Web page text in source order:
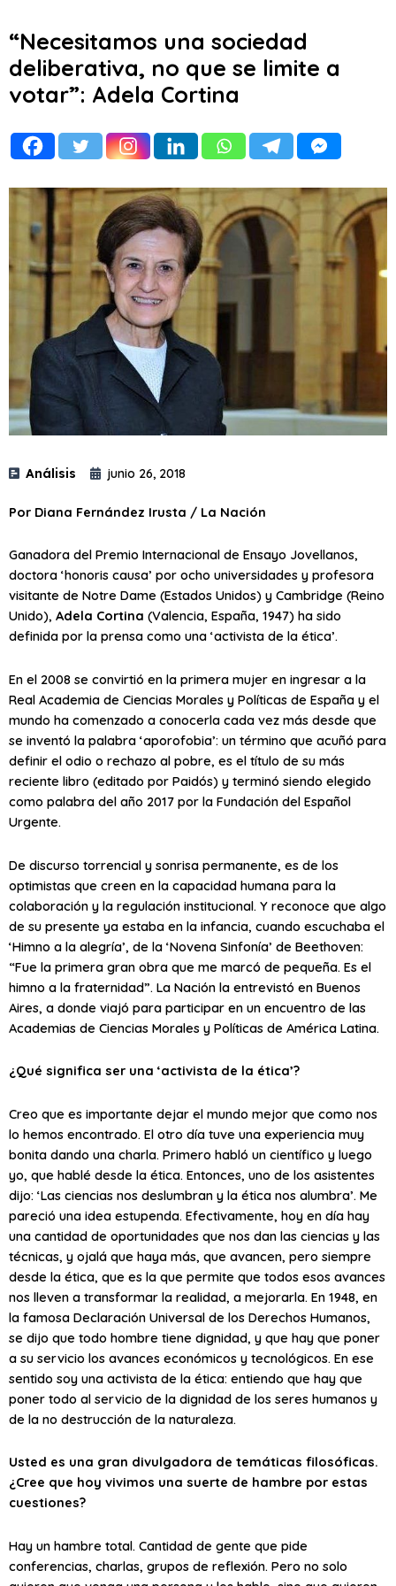
“Necesitamos una sociedad
deliberativa, no que se limite a
votar”: Adela Cortina
Análisis junio 26, 2018
Por Diana Fernández Irusta / La Nación
Ganadora del Premio Internacional de Ensayo Jovellanos,
doctora ‘honoris causa’ por ocho universidades y profesora
visitante de Notre Dame (Estados Unidos) y Cambridge (Reino
Unido), Adela Cortina (Valencia, España, 1947) ha sido
definida por la prensa como una ‘activista de la ética’.
En el 2008 se convirtió en la primera mujer en ingresar a la
Real Academia de Ciencias Morales y Políticas de España y el
mundo ha comenzado a conocerla cada vez más desde que
se inventó la palabra ‘aporofobia’: un término que acuñó para
definir el odio o rechazo al pobre, es el título de su más
reciente libro (editado por Paidós) y terminó siendo elegido
como palabra del año 2017 por la Fundación del Español
Urgente.
De discurso torrencial y sonrisa permanente, es de los
optimistas que creen en la capacidad humana para la
colaboración y la regulación institucional. Y reconoce que algo
de su presente ya estaba en la infancia, cuando escuchaba el
‘Himno a la alegría’, de la ‘Novena Sinfonía’ de Beethoven:
“Fue la primera gran obra que me marcó de pequeña. Es el
himno a la fraternidad”. La Nación la entrevistó en Buenos
Aires, a donde viajó para participar en un encuentro de las
Academias de Ciencias Morales y Políticas de América Latina.
¿Qué significa ser una ‘activista de la ética’?
Creo que es importante dejar el mundo mejor que como nos
lo hemos encontrado. El otro día tuve una experiencia muy
bonita dando una charla. Primero habló un científico y luego
yo, que hablé desde la ética. Entonces, uno de los asistentes
dijo: ‘Las ciencias nos deslumbran y la ética nos alumbra’. Me
pareció una idea estupenda. Efectivamente, hoy en día hay
una cantidad de oportunidades que nos dan las ciencias y las
técnicas, y ojalá que haya más, que avancen, pero siempre
desde la ética, que es la que permite que todos esos avances
nos lleven a transformar la realidad, a mejorarla. En 1948, en
la famosa Declaración Universal de los Derechos Humanos,
se dijo que todo hombre tiene dignidad, y que hay que poner
a su servicio los avances económicos y tecnológicos. En ese
sentido soy una activista de la ética: entiendo que hay que
poner todo al servicio de la dignidad de los seres humanos y
de la no destrucción de la naturaleza.
Usted es una gran divulgadora de temáticas filosóficas.
¿Cree que hoy vivimos una suerte de hambre por estas
cuestiones?
Hay un hambre total. Cantidad de gente que pide
conferencias, charlas, grupos de reflexión. Pero no solo